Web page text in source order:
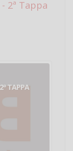
2ª Tappa
TAPPA